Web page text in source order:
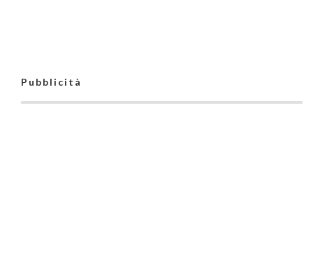
Pubblicità